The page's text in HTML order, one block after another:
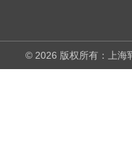
© 2026 版权所有：上